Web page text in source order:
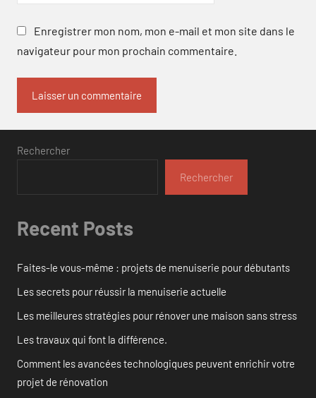
Enregistrer mon nom, mon e-mail et mon site dans le
navigateur pour mon prochain commentaire.
Rechercher
Rechercher
Recent Posts
Faites-le vous-même : projets de menuiserie pour débutants
Les secrets pour réussir la menuiserie actuelle
Les meilleures stratégies pour rénover une maison sans stress
Les travaux qui font la différence.
Comment les avancées technologiques peuvent enrichir votre
projet de rénovation